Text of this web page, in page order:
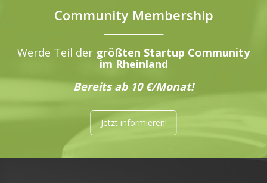
Community Membership
Werde Teil der größten Startup Community
im Rheinland
Bereits ab 10 €/Monat!
Jetzt informieren!